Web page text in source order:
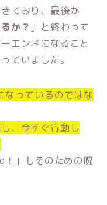
ており、最後が
か？ 」と終わって
エンドになること
ていました。
っているのではな
、今すぐ行動し
」もそのための呪